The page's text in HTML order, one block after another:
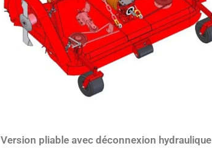
Version pliable avec déconnexion hydraulique